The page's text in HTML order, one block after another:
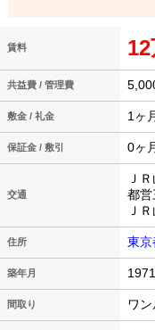
賃料 12
共益費 / 管理費
敷金 / 礼金 1ヶ
保証金 / 敷引 0ヶ
交通
Ｊ
都営
Ｊ
住所 東京
築年月
間取り ワ